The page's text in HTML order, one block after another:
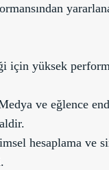
yüksek
ve eğlence
hesaplama ve